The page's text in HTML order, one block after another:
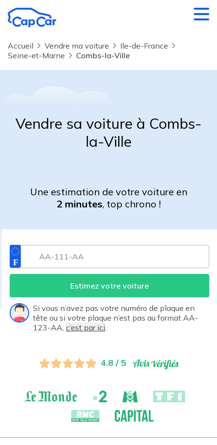
Accueil Vendre ma voiture
Ile-de-France
Seine-et-Marne
Combs-la-Ville
Vendre sa voiture à Combs-
la-Ville
Une estimation de votre voiture en
2 minutes, top chrono !
Estimez votre voiture
Si vous n’avez pas votre numéro de plaque en
tête ou si votre plaque n’est pas au format AA-
123-AA, c’est par ici
4.8 / 5